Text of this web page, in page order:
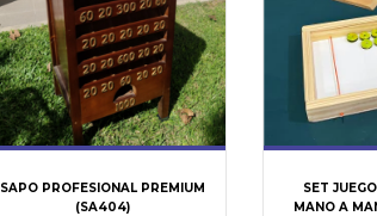
SAPO PROFESIONAL PREMIUM
(SA404)
SET
MANO A